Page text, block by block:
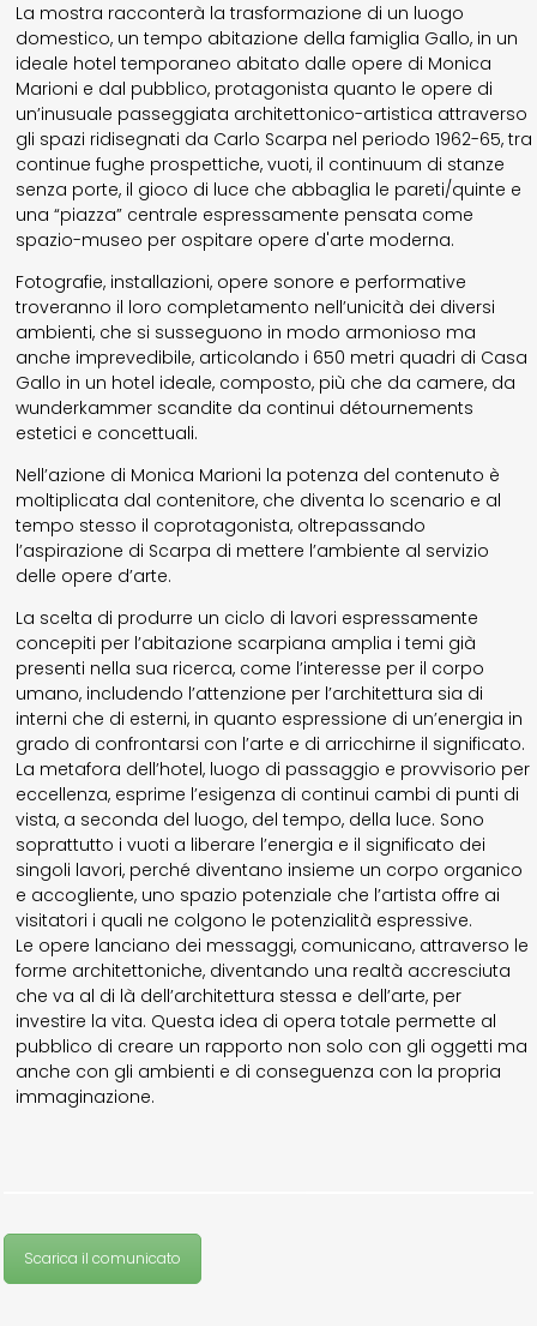
La mostra racconterà la trasformazione di un luogo
domestico, un tempo abitazione della famiglia Gallo, in un
ideale hotel temporaneo abitato dalle opere di Monica
Marioni e dal pubblico, protagonista quanto le opere di
un’inusuale passeggiata architettonico-artistica attraverso
gli spazi ridisegnati da Carlo Scarpa nel periodo 1962-65, tra
continue fughe prospettiche, vuoti, il continuum di stanze
senza porte, il gioco di luce che abbaglia le pareti/quinte e
una “piazza” centrale espressamente pensata come
spazio-museo per ospitare opere d'arte moderna.
Fotografie, installazioni, opere sonore e performative
troveranno il loro completamento nell’unicità dei diversi
ambienti, che si susseguono in modo armonioso ma
anche imprevedibile, articolando i 650 metri quadri di Casa
Gallo in un hotel ideale, composto, più che da camere, da
wunderkammer scandite da continui détournements
estetici e concettuali.
Nell’azione di Monica Marioni la potenza del contenuto è
moltiplicata dal contenitore, che diventa lo scenario e al
tempo stesso il coprotagonista, oltrepassando
l’aspirazione di Scarpa di mettere l’ambiente al servizio
delle opere d’arte.
La scelta di produrre un ciclo di lavori espressamente
concepiti per l’abitazione scarpiana amplia i temi già
presenti nella sua ricerca, come l’interesse per il corpo
umano, includendo l’attenzione per l’architettura sia di
interni che di esterni, in quanto espressione di un’energia in
grado di confrontarsi con l’arte e di arricchirne il significato.
La metafora dell’hotel, luogo di passaggio e provvisorio per
eccellenza, esprime l’esigenza di continui cambi di punti di
vista, a seconda del luogo, del tempo, della luce. Sono
soprattutto i vuoti a liberare l’energia e il significato dei
singoli lavori, perché diventano insieme un corpo organico
e accogliente, uno spazio potenziale che l’artista offre ai
visitatori i quali ne colgono le potenzialità espressive.
Le opere lanciano dei messaggi, comunicano, attraverso le
forme architettoniche, diventando una realtà accresciuta
che va al di là dell’architettura stessa e dell’arte, per
investire la vita. Questa idea di opera totale permette al
pubblico di creare un rapporto non solo con gli oggetti ma
anche con gli ambienti e di conseguenza con la propria
immaginazione.
Scarica il comunicato